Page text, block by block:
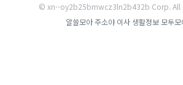
© xn--oy2b25bmwcz3ln2b432b Corp. All
알쓸모아주소야 이사 생활정보 모두모